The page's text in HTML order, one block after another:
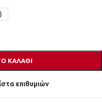
ΚΑΛΆΘΙ
επιθυμιών